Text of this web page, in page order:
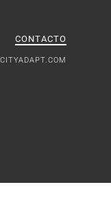
CONTACTO